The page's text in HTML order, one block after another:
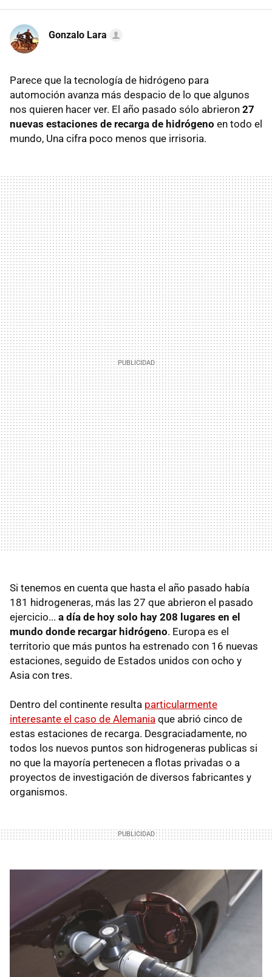
Gonzalo Lara
Parece que la tecnología de hidrógeno para
automoción avanza más despacio de lo que algunos
nos quieren hacer ver. El año pasado sólo abrieron 27
nuevas estaciones de recarga de hidrógeno en todo el
mundo, Una cifra poco menos que irrisoria.
Si tenemos en cuenta que hasta el año pasado había
181 hidrogeneras, más las 27 que abrieron el pasado
ejercicio... a día de hoy solo hay 208 lugares en el
mundo donde recargar hidrógeno. Europa es el
territorio que más puntos ha estrenado con 16 nuevas
estaciones, seguido de Estados unidos con ocho y
Asia con tres.
Dentro del continente resulta particularmente
interesante el caso de Alemania que abrió cinco de
estas estaciones de recarga. Desgraciadamente, no
todos los nuevos puntos son hidrogeneras publicas si
no que la mayoría pertenecen a flotas privadas o a
proyectos de investigación de diversos fabricantes y
organismos.